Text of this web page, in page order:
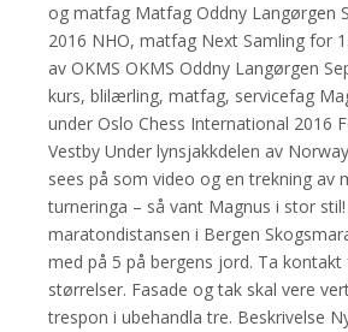
og matfag Matfag Oddny Langørgen
2016 NHO, matfag Next Samling for
av OKMS OKMS Oddny Langørgen
kurs, blilærling, matfag, servicefag
under Oslo Chess International 2016
Vestby Under lynsjakkdelen av
sees på som video og en trekning av
turneringa – så vant Magnus i stor
maratondistansen i Bergen
med på 5 på bergens jord. Ta
størrelser. Fasade og tak skal vere
trespon i ubehandla tre. Beskrivelse